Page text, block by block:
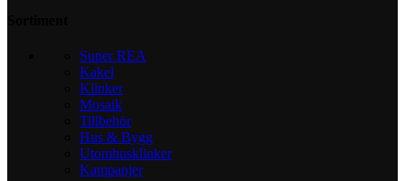
Super REA
Kakel
Klinker
Mosaik
Tillbehör
Hus & Bygg
Utomhusklinker
Kampanjer